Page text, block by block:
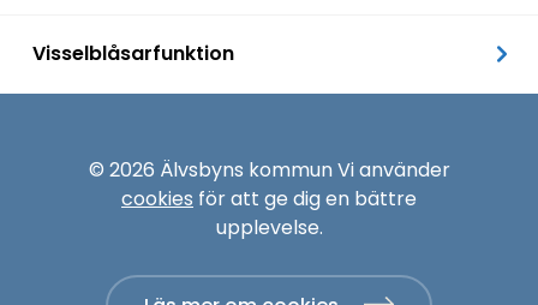
Visselblåsarfunktion
© 2026 Älvsbyns kommun Vi använder
cookies för att ge dig en bättre
upplevelse.